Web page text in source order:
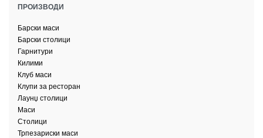
ПРОИЗВОДИ
Барски маси
Барски столици
Гарнитури
Килими
Клуб маси
Клупи за ресторан
Лаунџ столици
Маси
Столици
Трпезариски маси